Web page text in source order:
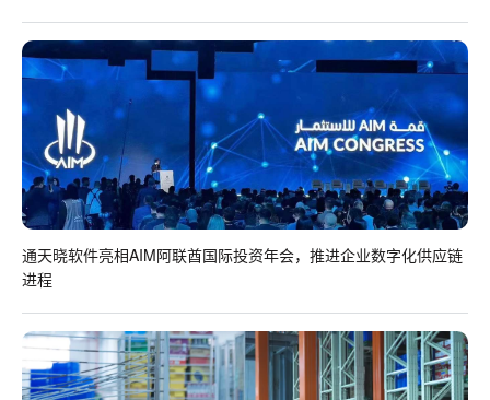
通天晓软件亮相AIM阿联酋国际投资年会，推进企业数字化供应链
进程